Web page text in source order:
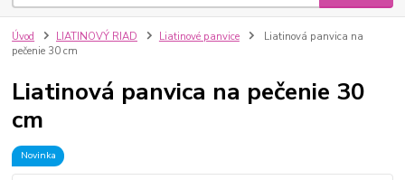
Úvod LIATINOVÝ RIAD Liatinové panvice
Liatinová panvica na
pečenie 30 cm
Liatinová panvica na pečenie 30
cm
Novinka